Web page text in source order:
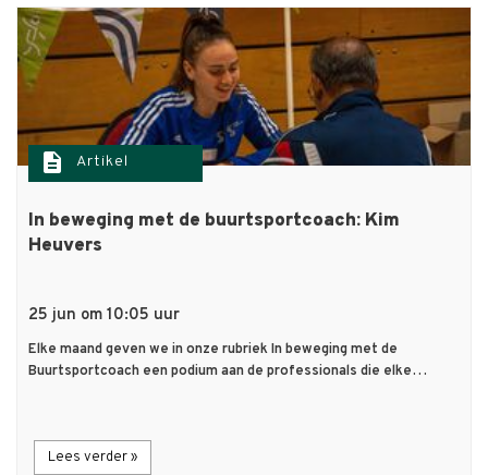
description Artikel
In beweging met de buurtsportcoach: Kim
Heuvers
25 jun om 10:05 uur
Elke maand geven we in onze rubriek In beweging met de
Buurtsportcoach een podium aan de professionals die elke…
Lees verder »